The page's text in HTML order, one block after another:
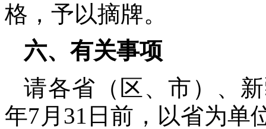
格，予以摘牌。
六、有关事项
请各省（区、市）、
年7月31日前，以省为单